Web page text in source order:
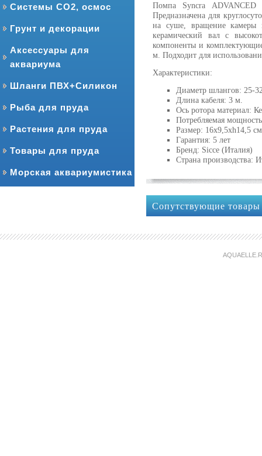
Системы CO2, осмос
Грунт и декорации
Аксессуары для
аквариума
Шланги ПВХ+Силикон
Рыба для пруда
Растения для пруда
Товары для пруда
Морская аквариумистика
Помпа Syncra ADVANCED
Предназначена для
на суше, вращение камеры
керамический вал с
компоненты и
м. Подходит для
Характеристики:
Диаметр шлангов: 25-
Длина кабеля: 3 м.
Ось ротора материал:
Потребляемая
Размер: 16х9,5хh14,5
Гарантия: 5 лет
Бренд: Sicce (Италия)
Страна производства:
Сопутствующие товары